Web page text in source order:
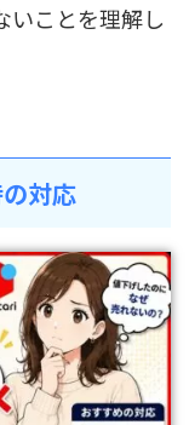
いことを理解し
対応